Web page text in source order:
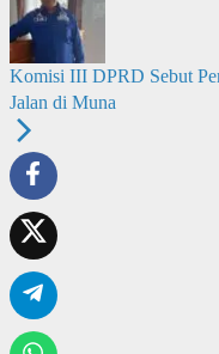
Komisi III DPRD Sebut
Jalan di Muna